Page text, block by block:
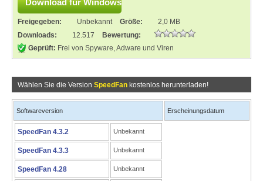
Freigegeben: Unbekannt Größe:
2,0 MB
Downloads:
12.517
Bewertung:
Geprüft: Frei von Spyware, Adware und Viren
Wählen Sie die Version SpeedFan kostenlos herunterladen!
Softwareversion Erscheinungsdatum
SpeedFan 4.3.2 Unbekannt
SpeedFan 4.3.3 Unbekannt
SpeedFan 4.28 Unbekannt